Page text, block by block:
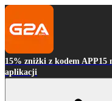
15% zniżki z kodem APP15
aplikacji